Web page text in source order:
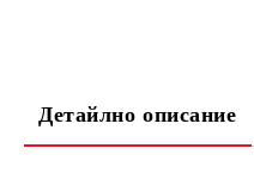
Детайлно описание